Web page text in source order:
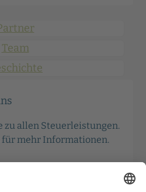
Team
zu allen Steuerleistungen.
für mehr Informationen.
aufnehmen